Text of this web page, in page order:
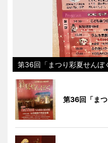
第36回「まつり彩夏せんぼ
第36回「ま